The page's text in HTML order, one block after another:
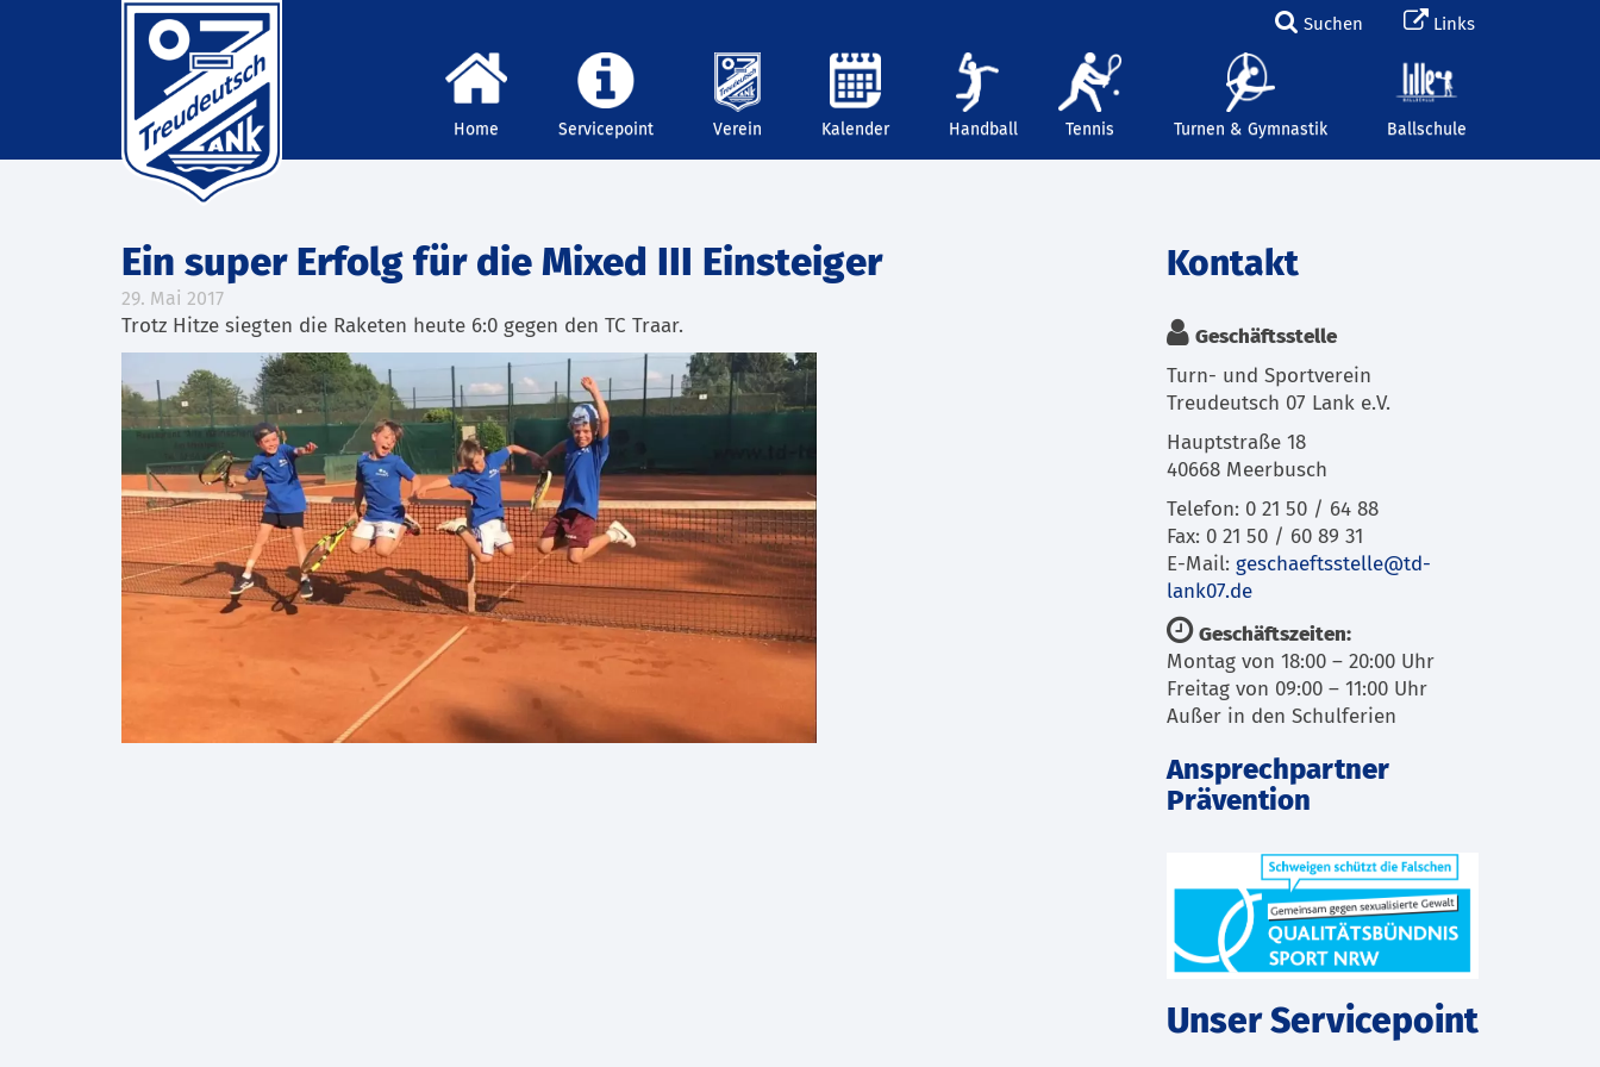
Suchen Links
Home Servicepoint Verein Kalender Handball Tennis Turnen & Gymnastik Ballschule
Ein super Erfolg für die Mixed III Einsteiger
29. Mai 2017
Trotz Hitze siegten die Raketen heute 6:0 gegen den TC Traar.
Kontakt
Geschäftsstelle
Turn- und Sportverein
Treudeutsch 07 Lank e.V.
Hauptstraße 18
40668 Meerbusch
Telefon: 0 21 50 / 64 88
Fax: 0 21 50 / 60 89 31
E-Mail: geschaeftsstelle@td-
lank07.de
Geschäftszeiten:
Montag von 18:00 – 20:00 Uhr
Freitag von 09:00 – 11:00 Uhr
Außer in den Schulferien
Ansprechpartner
Prävention
Unser Servicepoint